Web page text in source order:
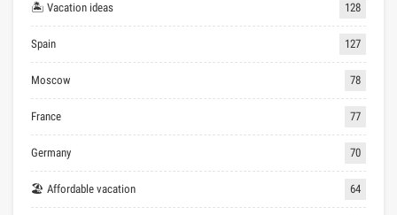
🏝 Vacation ideas 128
Spain 127
Moscow 78
France 77
Germany 70
🏖 Affordable vacation 64